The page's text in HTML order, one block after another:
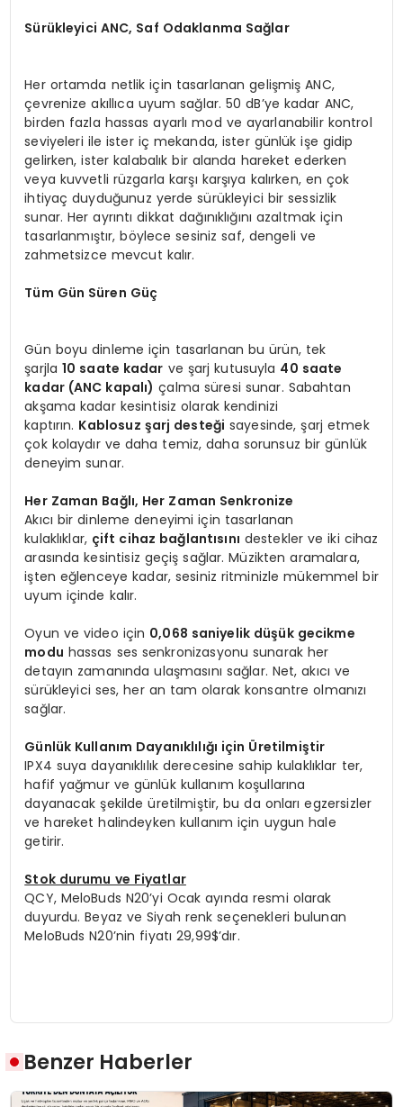
Sürükleyici ANC, Saf Odaklanma Sağlar
Her ortamda netlik için tasarlanan gelişmiş ANC,
çevrenize akıllıca uyum sağlar. 50 dB’ye kadar ANC,
birden fazla hassas ayarlı mod ve ayarlanabilir kontrol
seviyeleri ile ister iç mekanda, ister günlük işe gidip
gelirken, ister kalabalık bir alanda hareket ederken
veya kuvvetli rüzgarla karşı karşıya kalırken, en çok
ihtiyaç duyduğunuz yerde sürükleyici bir sessizlik
sunar. Her ayrıntı dikkat dağınıklığını azaltmak için
tasarlanmıştır, böylece sesiniz saf, dengeli ve
zahmetsizce mevcut kalır.
Tüm Gün Süren Güç
Gün boyu dinleme için tasarlanan bu ürün, tek
şarjla10 saate kadar ve şarj kutusuyla 40 saate
kadar (ANC kapalı) çalma süresi sunar. Sabahtan
akşama kadar kesintisiz olarak kendinizi
kaptırın. Kablosuz şarj desteği sayesinde, şarj etmek
çok kolaydır ve daha temiz, daha sorunsuz bir günlük
deneyim sunar.
Her Zaman Bağlı, Her Zaman Senkronize
Akıcı bir dinleme deneyimi için tasarlanan
kulaklıklar, çift cihaz bağlantısını destekler ve iki cihaz
arasında kesintisiz geçiş sağlar. Müzikten aramalara,
işten eğlenceye kadar, sesiniz ritminizle mükemmel bir
uyum içinde kalır.
Oyun ve video için 0,068 saniyelik düşük gecikme
modu hassas ses senkronizasyonu sunarak her
detayın zamanında ulaşmasını sağlar. Net, akıcı ve
sürükleyici ses, her an tam olarak konsantre olmanızı
sağlar.
Günlük Kullanım Dayanıklılığı için Üretilmiştir
IPX4 suya dayanıklılık derecesine sahip kulaklıklar ter,
hafif yağmur ve günlük kullanım koşullarına
dayanacak şekilde üretilmiştir, bu da onları egzersizler
ve hareket halindeyken kullanım için uygun hale
getirir.
Stok durumu ve Fiyatlar
QCY, MeloBuds N20’yi Ocak ayında resmi olarak
duyurdu. Beyaz ve Siyah renk seçenekleri bulunan
MeloBuds N20’nin fiyatı 29,99$’dır.
Benzer Haberler